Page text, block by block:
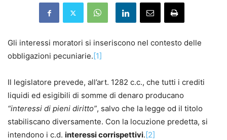
Gli interessi moratori si inseriscono nel contesto delle
obbligazioni pecuniarie.[1]
Il legislatore prevede, all’art. 1282 c.c., che tutti i crediti
liquidi ed esigibili di somme di denaro producano
“interessi di pieni diritto”, salvo che la legge od il titolo
stabiliscano diversamente. Con la locuzione predetta, si
intendono i c.d. interessi corrispettivi.[2]